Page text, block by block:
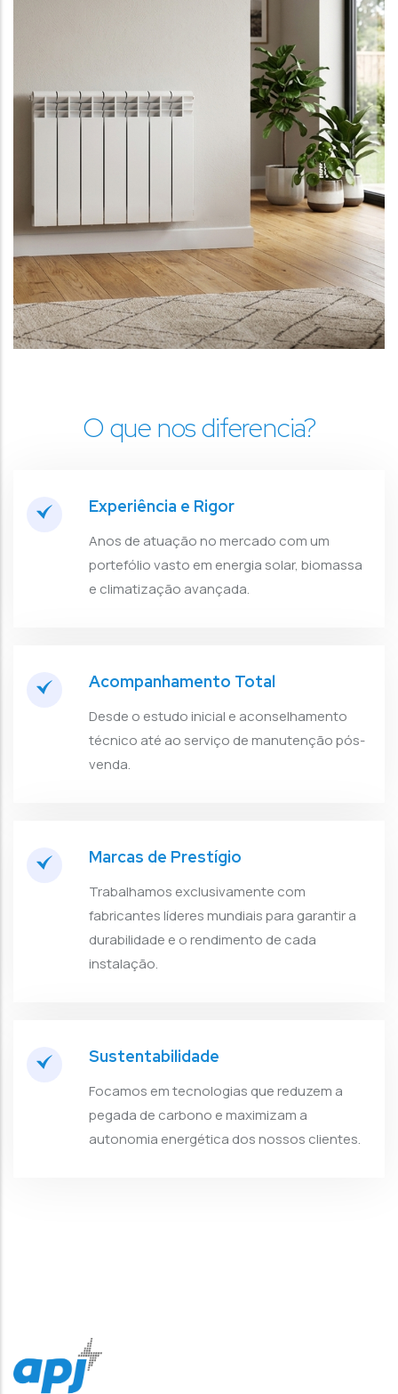
O que nos diferencia?
Experiência e Rigor
Anos de atuação no mercado com um
portefólio vasto em energia solar, biomassa
e climatização avançada.
Acompanhamento Total
Desde o estudo inicial e aconselhamento
técnico até ao serviço de manutenção pós-
venda.
Marcas de Prestígio
Trabalhamos exclusivamente com
fabricantes líderes mundiais para garantir a
durabilidade e o rendimento de cada
instalação.
Sustentabilidade
Focamos em tecnologias que reduzem a
pegada de carbono e maximizam a
autonomia energética dos nossos clientes.